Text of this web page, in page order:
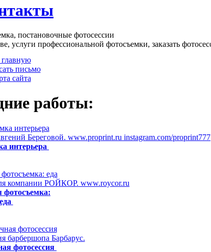
работы:
Береговой. www.proprint.ru instagram.com/proprint777
интерьера
компании РОЙКОР. www.roycor.ru
фотосъемка:
еда
барбершопа Барбарус.
фотосессия